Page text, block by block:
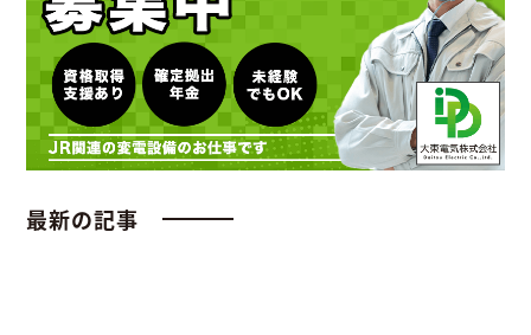
最新の記事